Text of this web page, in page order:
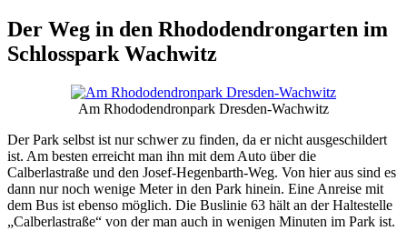
Der Weg in den Rhododendrongarten im
Schlosspark Wachwitz
Am Rhododendronpark Dresden-Wachwitz
Der Park selbst ist nur schwer zu finden, da er nicht ausgeschildert
ist. Am besten erreicht man ihn mit dem Auto über die
Calberlastraße und den Josef-Hegenbarth-Weg. Von hier aus sind es
dann nur noch wenige Meter in den Park hinein. Eine Anreise mit
dem Bus ist ebenso möglich. Die Buslinie 63 hält an der Haltestelle
„Calberlastraße“ von der man auch in wenigen Minuten im Park ist.